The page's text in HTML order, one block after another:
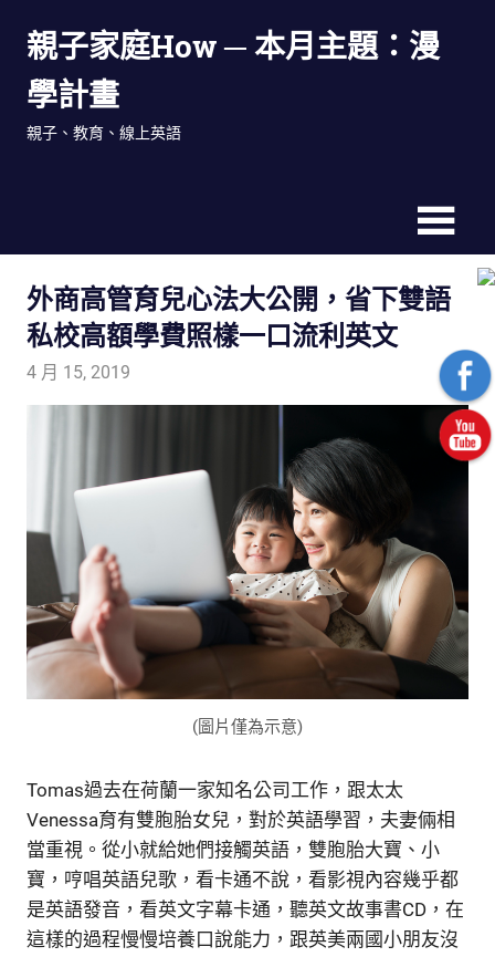
親子家庭How ─ 本月主題：漫
學計畫
親子、教育、線上英語
外商高管育兒心法大公開，省下雙語
私校高額學費照樣一口流利英文
4 月 15, 2019
(圖片僅為示意)
Tomas過去在荷蘭一家知名公司工作，跟太太
Venessa育有雙胞胎女兒，對於英語學習，夫妻倆相
當重視。從小就給她們接觸英語，雙胞胎大寶、小
寶，哼唱英語兒歌，看卡通不說，看影視內容幾乎都
是英語發音，看英文字幕卡通，聽英文故事書CD，在
這樣的過程慢慢培養口說能力，跟英美兩國小朋友沒